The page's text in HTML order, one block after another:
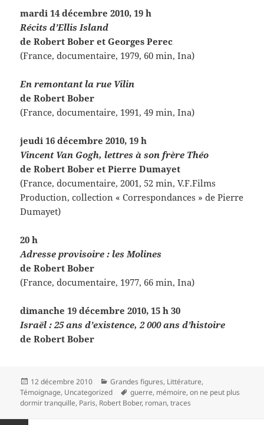
mardi 14 décembre 2010, 19 h
Récits d’Ellis Island
de Robert Bober et Georges Perec
(France, documentaire, 1979, 60 min, Ina)
En remontant la rue Vilin
de Robert Bober
(France, documentaire, 1991, 49 min, Ina)
jeudi 16 décembre 2010, 19 h
Vincent Van Gogh, lettres à son frère Théo
de Robert Bober et Pierre Dumayet
(France, documentaire, 2001, 52 min, V.F.Films
Production, collection « Correspondances » de Pierre
Dumayet)
20 h
Adresse provisoire : les Molines
de Robert Bober
(France, documentaire, 1977, 66 min, Ina)
dimanche 19 décembre 2010, 15 h 30
Israël : 25 ans d’existence, 2 000 ans d’histoire
de Robert Bober
Publié
le
12 décembre 2010 Catégories
Grandes figures, Littérature,
Témoignage, Uncategorized
Mots-
clés
guerre, mémoire,on ne peut plus
dormir tranquille, Paris, Robert Bober, roman,traces